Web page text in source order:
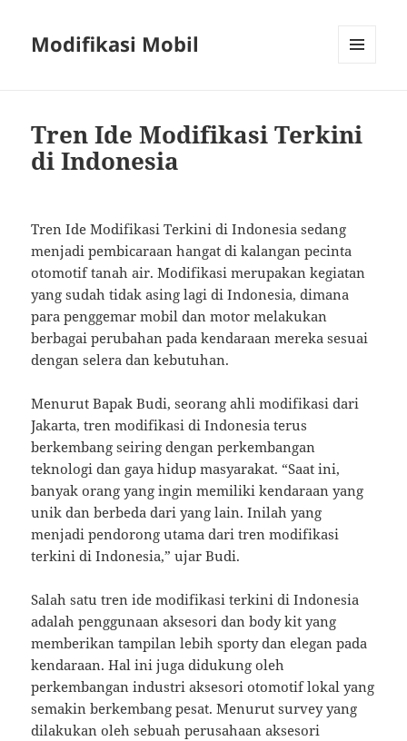
Modifikasi Mobil
Tren Ide Modifikasi Terkini
di Indonesia
Tren Ide Modifikasi Terkini di Indonesia sedang
menjadi pembicaraan hangat di kalangan pecinta
otomotif tanah air. Modifikasi merupakan kegiatan
yang sudah tidak asing lagi di Indonesia, dimana
para penggemar mobil dan motor melakukan
berbagai perubahan pada kendaraan mereka sesuai
dengan selera dan kebutuhan.
Menurut Bapak Budi, seorang ahli modifikasi dari
Jakarta, tren modifikasi di Indonesia terus
berkembang seiring dengan perkembangan
teknologi dan gaya hidup masyarakat. “Saat ini,
banyak orang yang ingin memiliki kendaraan yang
unik dan berbeda dari yang lain. Inilah yang
menjadi pendorong utama dari tren modifikasi
terkini di Indonesia,” ujar Budi.
Salah satu tren ide modifikasi terkini di Indonesia
adalah penggunaan aksesori dan body kit yang
memberikan tampilan lebih sporty dan elegan pada
kendaraan. Hal ini juga didukung oleh
perkembangan industri aksesori otomotif lokal yang
semakin berkembang pesat. Menurut survey yang
dilakukan oleh sebuah perusahaan aksesori